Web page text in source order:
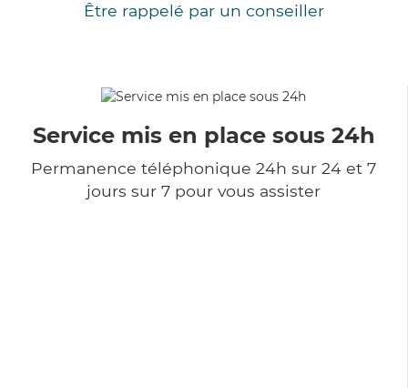
Être rappelé par un conseiller
Service mis en place sous 24h
Permanence téléphonique 24h sur 24 et 7
jours sur 7 pour vous assister